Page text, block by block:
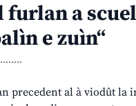
furlan a
e zuìn“
precedent al à viodût